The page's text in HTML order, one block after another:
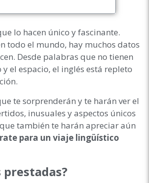
lo hacen único y fascinante.
todo el mundo, hay muchos datos
Desde palabras que no tienen
el espacio, el inglés está repleto
te sorprenderán y te harán ver el
inusuales y aspectos únicos
también te harán apreciar aún
para un viaje lingüístico